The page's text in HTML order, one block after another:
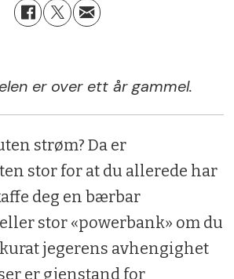
er over ett år gammel.
strøm? Da er
stor for at du allerede har
deg en bærbar
stor «powerbank» om du
jegerens avhengighet
er gjenstand for